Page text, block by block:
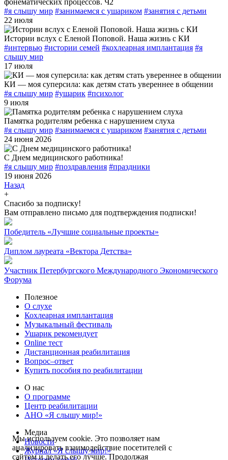
#я слышу мир #занимаемся с ушариком #занятия с детьми
22 июля
Истории вслух с Еленой Поповой. Наша жизнь с КИ
#интервью #истории семей #кохлеарная имплантация #я
слышу мир
17 июля
КИ — моя суперсила: как детям стать увереннее в общении
#я слышу мир #ушарик #психолог
9 июля
Памятка родителям ребенка с нарушением слуха
#я слышу мир #занимаемся с ушариком #занятия с детьми
24 июня 2026
С Днем медицинского работника!
#я слышу мир #поздравления #праздники
19 июня 2026
Назад
+
Спасибо за подписку!
Вам отправлено письмо для подтверждения подписки!
Победитель «Лучшие социальные проекты»
Диплом лауреата «Вектора Детства»
Участник Петербургского Международного Экономического
Форума
Полезное
О слухе
Кохлеарная имплантация
Музыкальный фестиваль
Ушарик рекомендует
Online тест
Дистанционная реабилитация
Вопрос–ответ
Купить пособия по реабилитации
О нас
О программе
Центр реабилитации
АНО «Я слышу мир!»
Медиа
Новости
Журнал «Я слышу мир!»
Мы используем cookie. Это позволяет нам
анализировать взаимодействие посетителей с
сайтом и делать его лучше. Продолжая